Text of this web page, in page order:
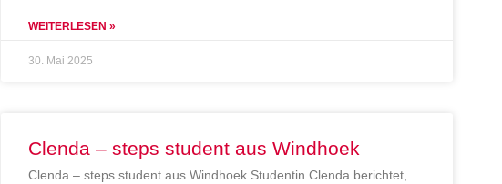
WEITERLESEN »
30. Mai 2025
Clenda – steps student aus Windhoek
Clenda – steps student aus Windhoek Studentin Clenda berichtet,